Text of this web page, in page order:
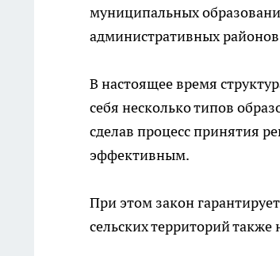
муниципальных
административных
В настоящее время
себя несколько типов
сделав процесс принятия
эффективным.
При этом закон
сельских территорий